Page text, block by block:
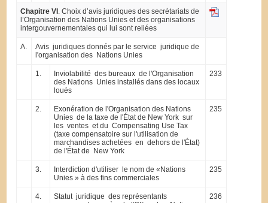
Chapitre VI . Choix d’avis juridiques des secrétariats de
l’Organisation des Nations Unies et des organisations
intergouvernementales qui lui sont reliées
A.
Avis juridiques donnés par le service juridique de
l'organisation des Nations Unies
1.
Inviolabilité des bureaux de l'Organisation
des Nations Unies installés dans des locaux
loués
233
2.
Exonération de l'Organisation des Nations
Unies de la taxe de l'État de New York sur
les ventes et du Compensating Use Tax
(taxe compensatoire sur l'utilisation de
marchandises achetées en dehors de l'État)
de l'État de New York
235
3.
Interdiction d'utiliser le nom de «Nations
Unies » à des fins commerciales
235
4.
Statut juridique des représentants
236